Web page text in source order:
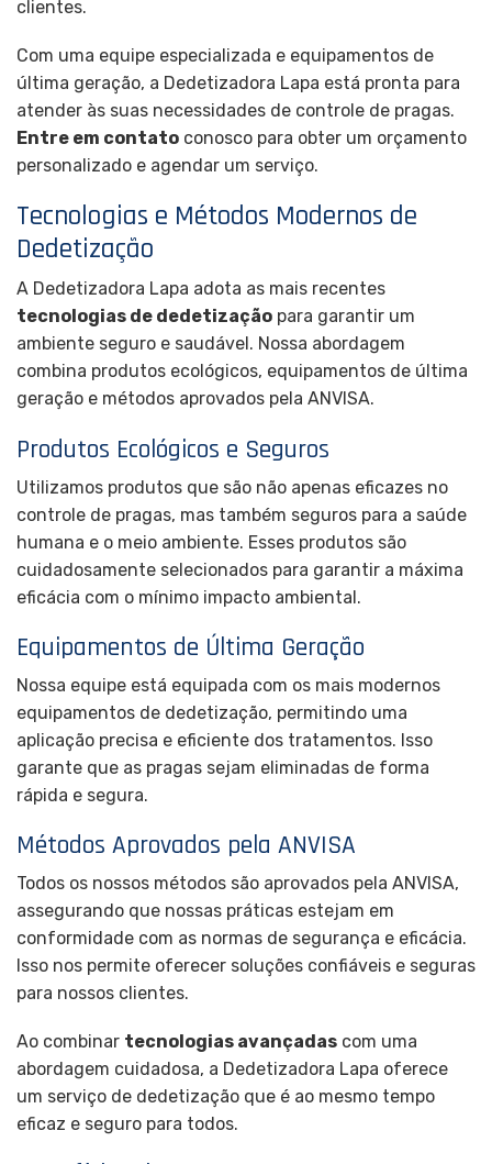
clientes.
Com uma equipe especializada e equipamentos de
última geração, a Dedetizadora Lapa está pronta para
atender às suas necessidades de controle de pragas.
Entre em contato conosco para obter um orçamento
personalizado e agendar um serviço.
Tecnologias e Métodos Modernos de
Dedetização
A Dedetizadora Lapa adota as mais recentes
tecnologias de dedetização para garantir um
ambiente seguro e saudável. Nossa abordagem
combina produtos ecológicos, equipamentos de última
geração e métodos aprovados pela ANVISA.
Produtos Ecológicos e Seguros
Utilizamos produtos que são não apenas eficazes no
controle de pragas, mas também seguros para a saúde
humana e o meio ambiente. Esses produtos são
cuidadosamente selecionados para garantir a máxima
eficácia com o mínimo impacto ambiental.
Equipamentos de Última Geração
Nossa equipe está equipada com os mais modernos
equipamentos de dedetização, permitindo uma
aplicação precisa e eficiente dos tratamentos. Isso
garante que as pragas sejam eliminadas de forma
rápida e segura.
Métodos Aprovados pela ANVISA
Todos os nossos métodos são aprovados pela ANVISA,
assegurando que nossas práticas estejam em
conformidade com as normas de segurança e eficácia.
Isso nos permite oferecer soluções confiáveis e seguras
para nossos clientes.
Ao combinar tecnologias avançadas com uma
abordagem cuidadosa, a Dedetizadora Lapa oferece
um serviço de dedetização que é ao mesmo tempo
eficaz e seguro para todos.